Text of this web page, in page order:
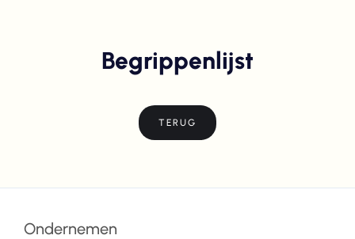
Begrippenlijst
TERUG
Ondernemen